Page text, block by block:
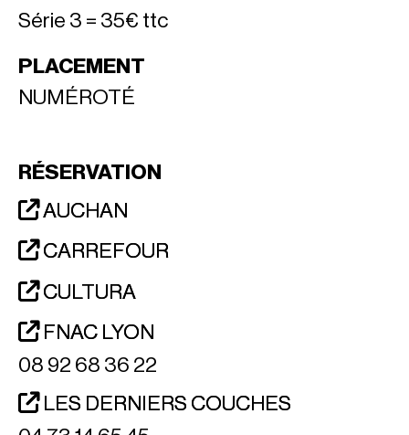
Série 3 = 35€ ttc
PLACEMENT
NUMÉROTÉ
RÉSERVATION
AUCHAN
CARREFOUR
CULTURA
FNAC LYON
08 92 68 36 22
LES DERNIERS COUCHES